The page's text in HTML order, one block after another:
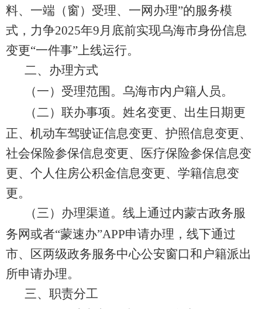
料、一端（窗）受理、一网办理”的服务模
式，力争2025年9 月底前实现乌海市身份信息
变更“一件事” 上线运行。
二、办理方式
（一） 受理范围。 乌海市内户籍人员。
（二）联办事项。 姓名变更、出生日期更
正、 机动车驾驶证信息变更、护照信息变更、
社会保险参保信息变更、医疗保险参保信息变
更、个人住房公积金信息变更、学籍信息变
更。
（三）办理渠道。 线上通过内蒙古政务服
务网或者“蒙速办”APP申请办理，线下通过
市、区两级政务服务中心公安窗口和 户籍派出
所申请办理。
三、职责分工